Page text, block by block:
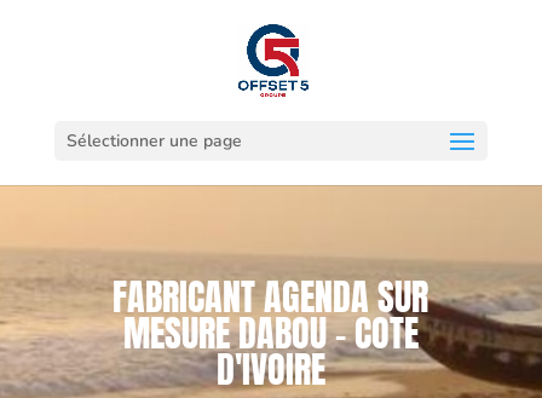
Sélectionner une page
FABRICANT AGENDA SUR
MESURE DABOU - COTE
D'IVOIRE